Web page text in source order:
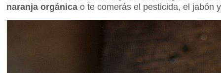
naranja orgánica o te comerás el pesticida, el jabón